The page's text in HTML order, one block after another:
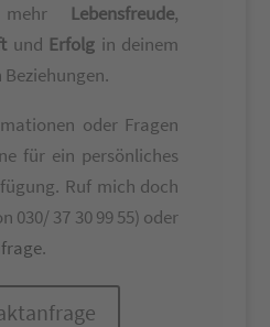
mehr Lebensfreude,
und Erfolg in deinem
Beziehungen.
oder Fragen
für ein persönliches
Ruf mich doch
030/ 37 30 99 55) oder
.